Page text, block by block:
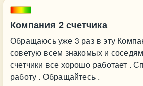
Компания 2 счетчика
Обращаюсь уже 3 раз в эту
советую всем знакомых и
счетчики все хорошо работает .
работу . Обращайтесь .